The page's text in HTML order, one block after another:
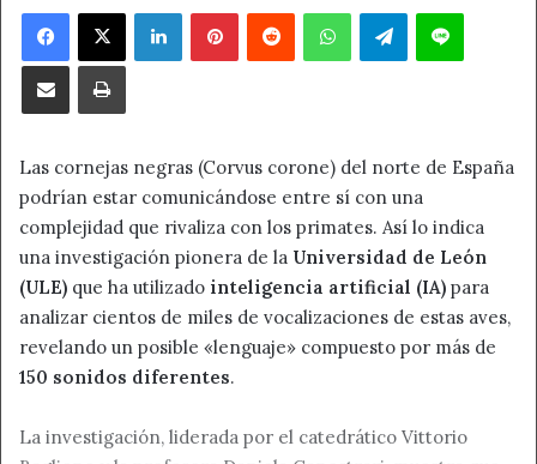
Facebook
X LinkedInPinterestReddit WhatsAppTelegramLine
Compartir por correo electrónicoImprimir
Las cornejas negras (Corvus corone) del norte de España
podrían estar comunicándose entre sí con una
complejidad que rivaliza con los primates. Así lo indica
una investigación pionera de la Universidad de León
(ULE) que ha utilizado inteligencia artificial (IA) para
analizar cientos de miles de vocalizaciones de estas aves,
revelando un posible «lenguaje» compuesto por más de
150 sonidos diferentes.
La investigación, liderada por el catedrático Vittorio